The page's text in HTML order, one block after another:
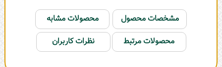
مشخصات محصول
محصولات مشابه
محصولات مرتبط
نظرات کاربران